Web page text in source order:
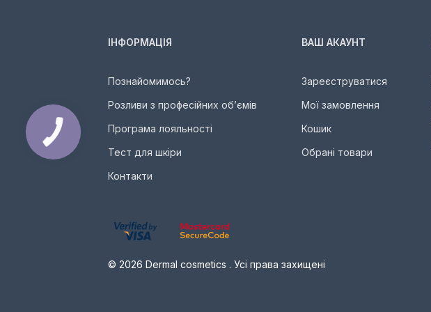
ІНФОРМАЦІЯ
Познайомимось?
Розливи з професійних об’ємів
Програма лояльності
Тест для шкіри
Контакти
ВАШ АКАУНТ
Зареєструватися
Мої замовлення
Кошик
Обрані товари
© 2026 Dermal cosmetics . Усі права захищені